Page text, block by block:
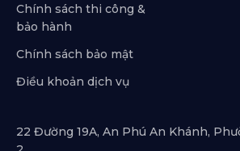
Chính sách thi công &
bảo hành
Chính sách bảo mật
Điều khoản dịch vụ
22 Đường 19A, An Phú An Khánh,